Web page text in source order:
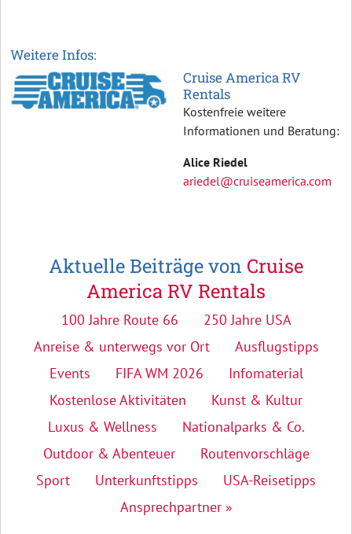
Weitere Infos:
Cruise America RV
Rentals
Kostenfreie weitere
Informationen und Beratung:
Alice Riedel
ariedel@cruiseamerica.com
Aktuelle Beiträge von Cruise
America RV Rentals
100 Jahre Route 66
250 Jahre USA
Anreise & unterwegs vor Ort
Ausflugstipps
Events
FIFA WM 2026
Infomaterial
Kostenlose Aktivitäten
Kunst & Kultur
Luxus & Wellness
Nationalparks & Co.
Outdoor & Abenteuer
Routenvorschläge
Sport
Unterkunftstipps
USA-Reisetipps
Ansprechpartner »